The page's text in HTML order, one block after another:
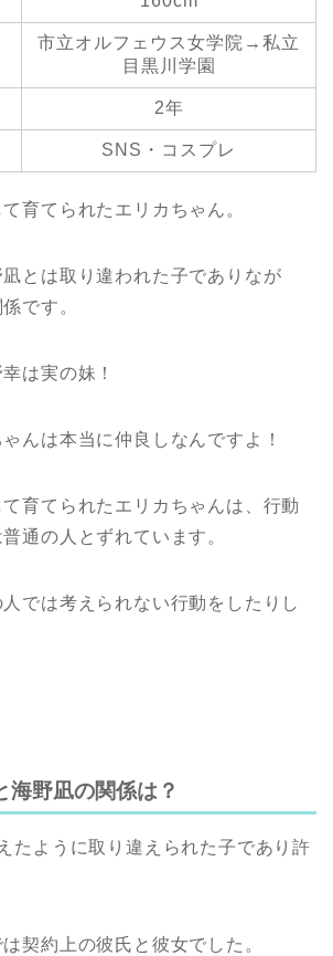
市立オルフェウス女学院→私立
目黒川学園
2年
SNS・コスプレ
育てられたエリカちゃん。
とは取り違われた子でありなが
です。
は実の妹！
んは本当に仲良しなんですよ！
育てられたエリカちゃんは、行動
通の人とずれています。
では考えられない行動をしたりし
海野凪の関係は？
たように取り違えられた子であり許
契約上の彼氏と彼女でした。